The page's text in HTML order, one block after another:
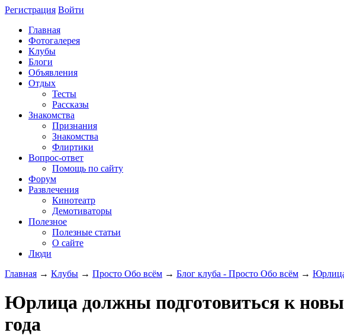
Регистрация Войти
Главная
Фотогалерея
Клубы
Блоги
Объявления
Отдых
Тесты
Рассказы
Знакомства
Признания
Знакомства
Флиртики
Вопрос-ответ
Помощь по сайту
Форум
Развлечения
Кинотеатр
Демотиваторы
Полезное
Полезные статьи
О сайте
Люди
Главная → Клубы → Просто Обо всём → Блог клуба - Просто Обо всём → Юрлица
Юрлица должны подготовиться к
года